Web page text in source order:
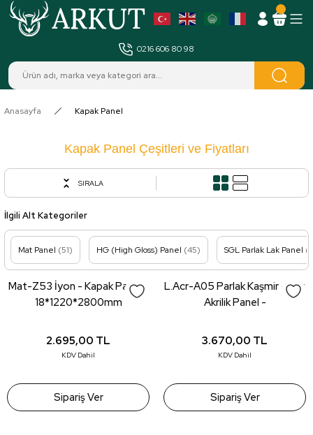
0216 606 80 98
MENÜ
Anasayfa Kapak Panel
Kapak Panel Çeşitleri ve Fiyatları
SIRALA
İlgili Alt Kategoriler
Mat Panel (51) HG (High Gloss) Panel (45) SGL Parlak Lak Panel
Mat-Z53 İyon - Kapak Panel -
18*1220*2800mm
2.695,00 TL
KDV Dahil
Sipariş Ver
L.Acr-A05 Parlak Kaşmir - Lux
Akrilik Panel -
3.670,00 TL
KDV Dahil
Sipariş Ver